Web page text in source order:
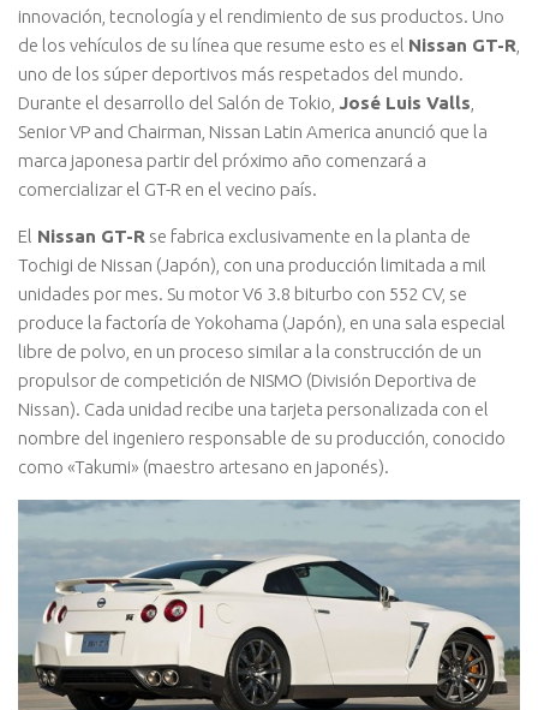
innovación, tecnología y el rendimiento de sus productos. Uno
de los vehículos de su línea que resume esto es el Nissan GT-R
uno de los súper deportivos más respetados del mundo.
Durante el desarrollo del Salón de Tokio, José Luis Valls
Senior VP and Chairman, Nissan Latin America anunció que la
marca japonesa partir del próximo año comenzará a
comercializar el GT-R en el vecino país.
El Nissan GT-R se fabrica exclusivamente en la planta de
Tochigi de Nissan (Japón), con una producción limitada a mil
unidades por mes. Su motor V6 3.8 biturbo con 552 CV, se
produce la factoría de Yokohama (Japón), en una sala especial
libre de polvo, en un proceso similar a la construcción de un
propulsor de competición de NISMO (División Deportiva de
Nissan). Cada unidad recibe una tarjeta personalizada con el
nombre del ingeniero responsable de su producción, conocido
como «Takumi» (maestro artesano en japonés).